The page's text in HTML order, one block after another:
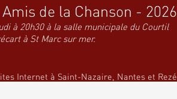
de la Chanson - 2026
à 20h30 à la salle municipale du Courtil
à St Marc sur mer.
Internet à Saint-Nazaire, Nantes et Rezé